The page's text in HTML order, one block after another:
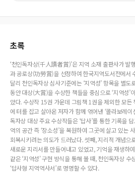
초록
‘천인독자상(千人讀者賞)’은 지역 소재 출판사가 발
과 공로상(功勞賞)을 선정하여 한국지역도서전에서
달리 천인독자상 심사기준에는 ‘지역성’ 항목을 별
동안 대상(大賞)을 수상한 책들을 중심으로 ‘지역성’
았다. 수상작 15권 가운데 그림책 1권을 제외한 모든
에 터를 잡고 살아온 저자가 함께 엮어낸 ‘콜라보레
독자상 대상 주요 수상작들은 ‘답사’를 통한 기록을
역의 공간 즉 ‘장소성’을 복원하여 그곳에 살고 있는
회복시키려는 의도가 드러났다. 셋째, 지리적 개념으
새로운 지리서를 만들어내고 있었고, 기억을 재생하
같은 ‘지역성’ 구현 방식을 통해 볼 때, 천인독자상 수
‘답사형 지역역사서’로 명명할 수 있다.